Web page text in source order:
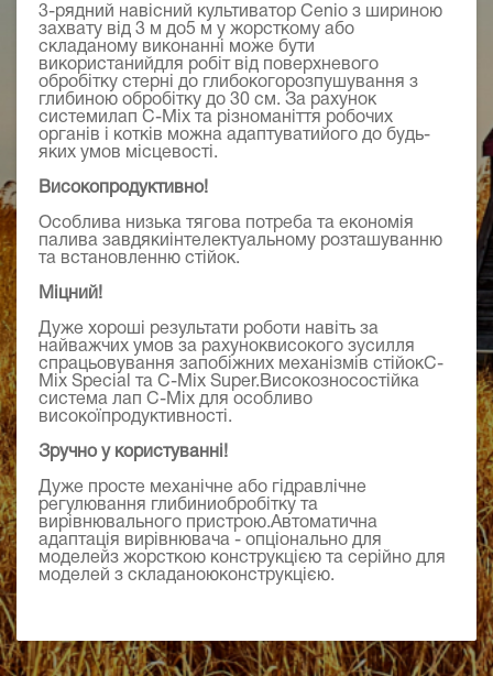
3-рядний навісний культиватор Cenio з шириною
захвату від 3 м до5 м у жорсткому або
складаному виконанні може бути
використанийдля робіт від поверхневого
обробітку стерні до глибокогорозпушування з
глибиною обробітку до 30 см. За рахунок
системилап C-Mix та різноманіття робочих
органів і котків можна адаптуватийого до будь-
яких умов місцевості.
Високопродуктивно!
Особлива низька тягова потреба та економія
палива завдякиінтелектуальному розташуванню
та встановленню стійок.
Міцний!
Дуже хороші результати роботи навіть за
найважчих умов за рахуноквисокого зусилля
спрацьовування запобіжних механізмів стійокC-
Mix Special та C-Mix Super.Високозносостійка
система лап C-Mix для особливо
високоїпродуктивності.
Зручно у користуванні!
Дуже просте механічне або гідравлічне
регулювання глибиниобробітку та
вирівнювального пристрою.Автоматична
адаптація вирівнювача - опціонально для
моделейз жорсткою конструкцією та серійно для
моделей з складаноюконструкцією.